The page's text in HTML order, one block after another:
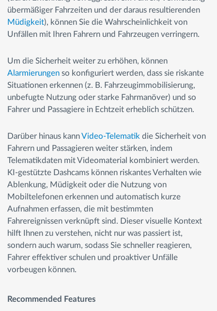
übermäßiger Fahrzeiten und der daraus resultierenden
Müdigkeit), können Sie die Wahrscheinlichkeit von
Unfällen mit Ihren Fahrern und Fahrzeugen verringern.
Um die Sicherheit weiter zu erhöhen, können
Alarmierungen so konfiguriert werden, dass sie riskante
Situationen erkennen (z. B. Fahrzeugimmobilisierung,
unbefugte Nutzung oder starke Fahrmanöver) und so
Fahrer und Passagiere in Echtzeit erheblich schützen.
Darüber hinaus kannVideo-Telematik die Sicherheit von
Fahrern und Passagieren weiter stärken, indem
Telematikdaten mit Videomaterial kombiniert werden.
KI-gestützte Dashcams können riskantes Verhalten wie
Ablenkung, Müdigkeit oder die Nutzung von
Mobiltelefonen erkennen und automatisch kurze
Aufnahmen erfassen, die mit bestimmten
Fahrereignissen verknüpft sind. Dieser visuelle Kontext
hilft Ihnen zu verstehen, nicht nur was passiert ist,
sondern auch warum, sodass Sie schneller reagieren,
Fahrer effektiver schulen und proaktiver Unfälle
vorbeugen können.
Recommended Features